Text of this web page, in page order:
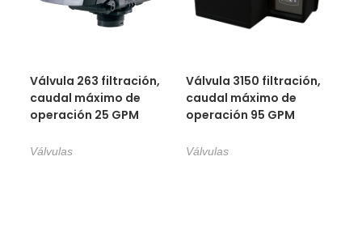
Válvula 263 filtración,
caudal máximo de
operación 25 GPM
Válvulas
Válvula 3150 filtración,
caudal máximo de
operación 95 GPM
Válvulas